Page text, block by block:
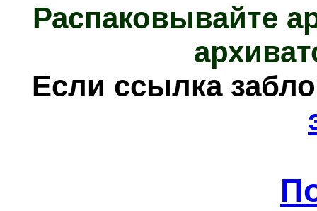
Распаковывайте
Если ссылка